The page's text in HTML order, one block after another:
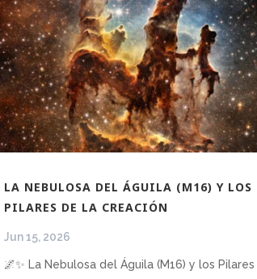
LA NEBULOSA DEL ÁGUILA (M16) Y LOS
PILARES DE LA CREACIÓN
Jun 15, 2026
🌌✨ La Nebulosa del Águila (M16) y los Pilares